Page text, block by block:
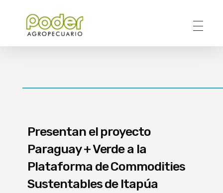
Presentan el proyecto
Paraguay + Verde a la
Plataforma de Commodities
Sustentables de Itapúa